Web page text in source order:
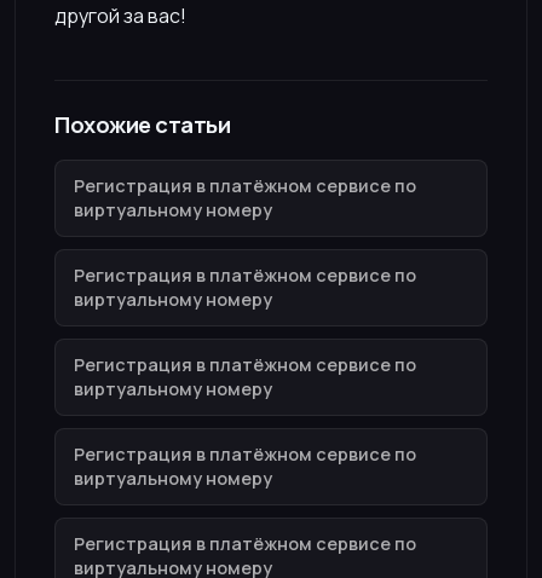
другой за вас!
Похожие статьи
Регистрация в платёжном сервисе по
виртуальному номеру
Регистрация в платёжном сервисе по
виртуальному номеру
Регистрация в платёжном сервисе по
виртуальному номеру
Регистрация в платёжном сервисе по
виртуальному номеру
Регистрация в платёжном сервисе по
виртуальному номеру